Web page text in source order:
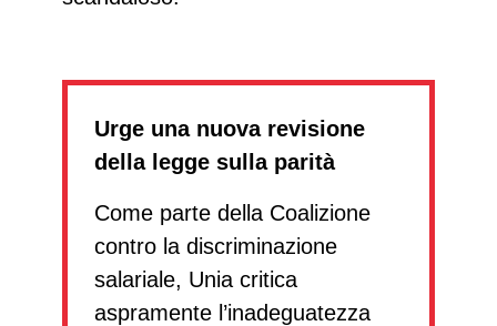
Urge una nuova revisione
della legge sulla parità
Come parte della Coalizione
contro la discriminazione
salariale, Unia critica
aspramente l’inadeguatezza